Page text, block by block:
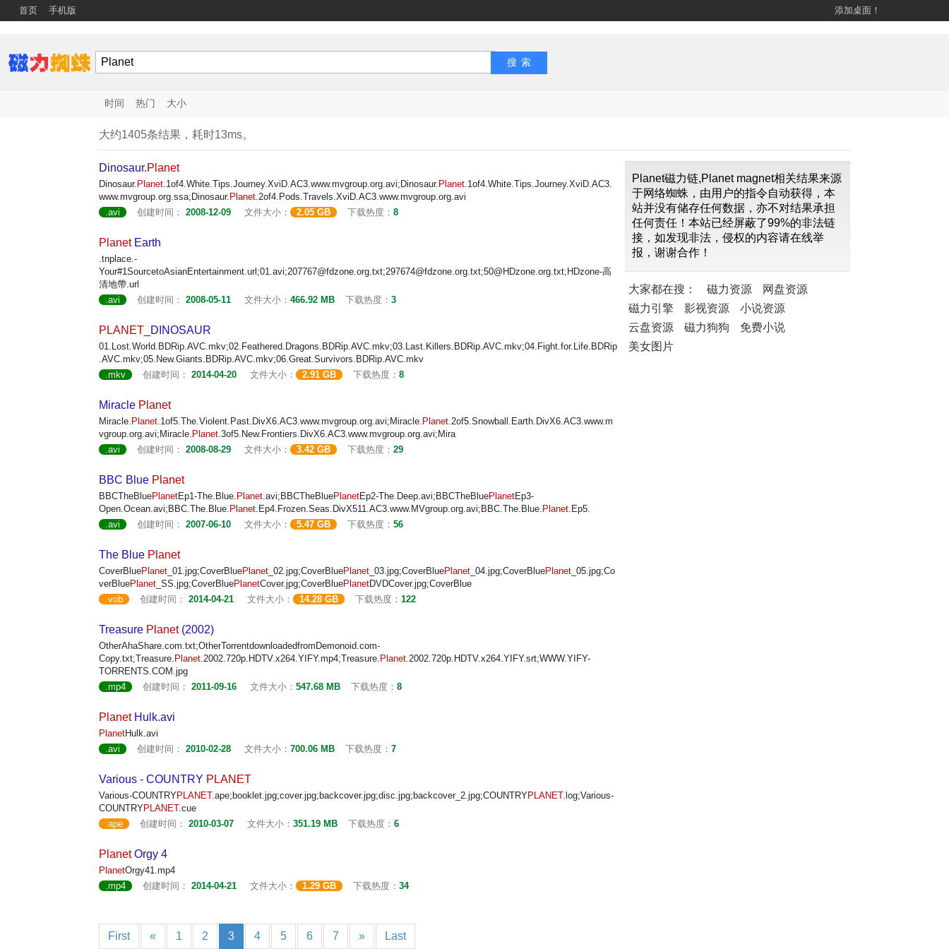
首页 手机版 添加桌面！
时间 热门 大小
大约1405条结果，耗时13ms。
Dinosaur.Planet
Dinosaur. Planet.1of4.White.Tips.Journey.XviD.AC3.www.mvgroup.org.avi;Dinosaur. Planet.1of4.White.Tips.Journey.XviD.AC3.
www.mvgroup.org.ssa;Dinosaur. Planet.2of4.Pods.Travels.XviD.AC3.www.mvgroup.org.avi
.avi
创建时间： 2008-12-09 文件大小： 2.05 GB 下载热度： 8
PlanetEarth
.tnplace.-
Your#1SourcetoAsianEntertainment.url;01.avi;207767@fdzone.org.txt;297674@fdzone.org.txt;50@HDzone.org.txt;HDzone-高
清地帶.url
.avi
创建时间： 2008-05-11 文件大小： 466.92 MB 下载热度： 3
PLANET _DINOSAUR
01.Lost.World.BDRip.AVC.mkv;02.Feathered.Dragons.BDRip.AVC.mkv;03.Last.Killers.BDRip.AVC.mkv;04.Fight.for.Life.BDRip
.AVC.mkv;05.New.Giants.BDRip.AVC.mkv;06.Great.Survivors.BDRip.AVC.mkv
.mkv
创建时间： 2014-04-20 文件大小： 2.91 GB 下载热度： 8
Miracle Planet
Miracle. Planet.1of5.The.Violent.Past.DivX6.AC3.www.mvgroup.org.avi;Miracle. Planet.2of5.Snowball.Earth.DivX6.AC3.www.m
vgroup.org.avi;Miracle. Planet.3of5.New.Frontiers.DivX6.AC3.www.mvgroup.org.avi;Mira
.avi
创建时间： 2008-08-29 文件大小： 3.42 GB 下载热度： 29
BBC Blue Planet
BBCTheBluePlanetEp1-The.Blue. Planet.avi;BBCTheBluePlanetEp2-The.Deep.avi;BBCTheBluePlanetEp3-
Open.Ocean.avi;BBC.The.Blue. Planet.Ep4.Frozen.Seas.DivX511.AC3.www.MVgroup.org.avi;BBC.The.Blue. Planet.Ep5.
.avi
创建时间： 2007-06-10 文件大小： 5.47 GB 下载热度： 56
The Blue Planet
CoverBluePlanet _01.jpg;CoverBluePlanet _02.jpg;CoverBluePlanet _03.jpg;CoverBluePlanet _04.jpg;CoverBluePlanet _05.jpg;Co
verBluePlanet _SS.jpg;CoverBluePlanetCover.jpg;CoverBluePlanetDVDCover.jpg;CoverBlue
.vob
创建时间： 2014-04-21 文件大小： 14.28 GB 下载热度： 122
Treasure Planet(2002)
OtherAhaShare.com.txt;OtherTorrentdownloadedfromDemonoid.com-
Copy.txt;Treasure. Planet.2002.720p.HDTV.x264.YIFY.mp4;Treasure. Planet.2002.720p.HDTV.x264.YIFY.srt;WWW.YIFY-
TORRENTS.COM.jpg
.mp4
创建时间： 2011-09-16 文件大小： 547.68 MB 下载热度： 8
PlanetHulk.avi
PlanetHulk.avi
.avi
创建时间： 2010-02-28 文件大小： 700.06 MB 下载热度： 7
Various - COUNTRY PLANET
Various-COUNTRYPLANET.ape;booklet.jpg;cover.jpg;backcover.jpg;disc.jpg;backcover_2.jpg;COUNTRYPLANET.log;Various-
COUNTRYPLANET.cue
.ape
创建时间： 2010-03-07 文件大小： 351.19 MB 下载热度： 6
PlanetOrgy 4
PlanetOrgy41.mp4
.mp4
创建时间： 2014-04-21 文件大小： 1.29 GB 下载热度： 34
First « 1 2 3 4 5 6 7 » Last
Planet磁力链,Planet magnet相关结果来源
于网络蜘蛛，由用户的指令自动获得，本
站并没有储存任何数据，亦不对结果承担
任何责任！本站已经屏蔽了99%的非法链
接，如发现非法，侵权的内容请在线举
报，谢谢合作！
大家都在搜： 磁力资源
网盘资源
磁力引擎
影视资源
小说资源
云盘资源
磁力狗狗
免费小说
美女图片